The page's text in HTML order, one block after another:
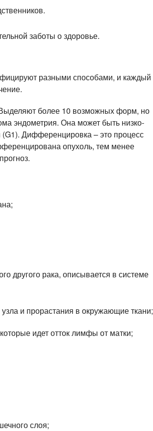
заботы о здоровье.
разными способами, и каждый
более 10 возможных форм, но
эндометрия. Она может быть низко-
Дифференцировка – это процесс
опухоль, тем менее
другого рака, описывается в системе
и прорастания в окружающие ткани;
идет отток лимфы от матки;
слоя;